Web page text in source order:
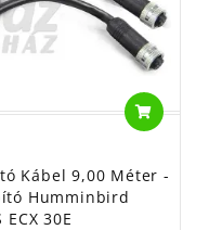
Kábel 9,00 Méter -
Humminbird
30E